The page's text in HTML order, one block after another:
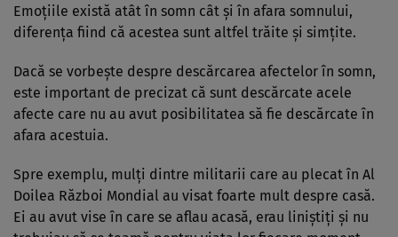
Emoțiile există atât în somn cât și în afara somnului,
diferența fiind că acestea sunt altfel trăite și simțite.
Dacă se vorbește despre descărcarea afectelor în somn,
este important de precizat că sunt descărcate acele
afecte care nu au avut posibilitatea să fie descărcate în
afara acestuia.
Spre exemplu, mulți dintre militarii care au plecat în Al
Doilea Război Mondial au visat foarte mult despre casă.
Ei au avut vise în care se aflau acasă, erau liniștiți și nu